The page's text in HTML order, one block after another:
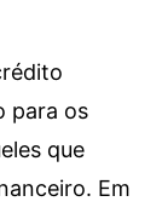
para os
que
Em